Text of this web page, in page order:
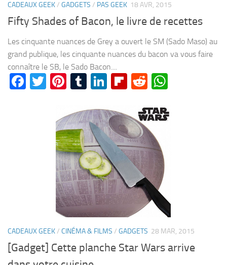
CADEAUX GEEK/ GADGETS / PAS GEEK 18 AVR, 2015
Fifty Shades of Bacon, le livre de recettes
Les cinquante nuances de Grey a ouvert le SM (Sado Maso) au
grand publique, les cinquante nuances du bacon va vous faire
connaître le SB, le Sado Bacon....
Facebook
Twitter
Pinterest
Tumblr
LinkedIn
Flipboard
Reddit
CADEAUX GEEK/ CINÉMA & FILMS / GADGETS 28 MAR, 2015
[Gadget] Cette planche Star Wars arrive